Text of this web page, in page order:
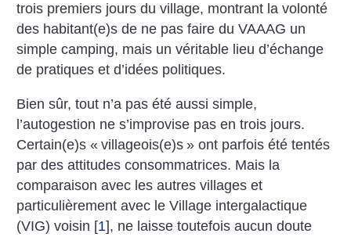
trois premiers jours du village, montrant la volonté
des habitant(e)s de ne pas faire du VAAAG un
simple camping, mais un véritable lieu d’échange
de pratiques et d’idées politiques.
Bien sûr, tout n’a pas été aussi simple,
l’autogestion ne s’improvise pas en trois jours.
Certain(e)s « villageois(e)s » ont parfois été tentés
par des attitudes consommatrices. Mais la
comparaison avec les autres villages et
particulièrement avec le Village intergalactique
(VIG) voisin [1], ne laisse toutefois aucun doute